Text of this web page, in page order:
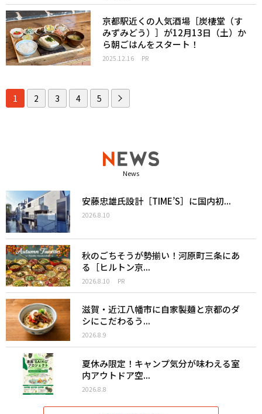
京都駅近くの人気酒場［炭棲堂（す
みずみどう）］が12月13日（土）か
ら朝ごはんをスタート！
2025.12.16 PR
1 2 3 4 5
News
安藤忠雄氏設計［TIME’S］に国内初...
2026.8.10
秋のごちそうが勢揃い！河原町三条にあ
る［ヒルトン京...
2026.8.10 PR
滋賀・近江八幡市に自家製麺と京都のダ
シにこだわるう...
2026.8.9
夏休み限定！キャンプ気分が味わえる室
内アウトドア空...
2026.8.8